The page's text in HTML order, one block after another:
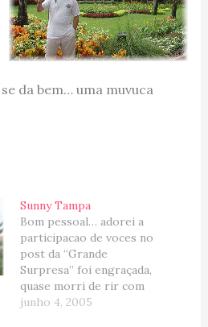
da bem… uma muvuca
Sunny Tampa
Bom pessoal… adorei a
participacao de voces no
post da “Grande
Surpresa” foi engraçada,
quase morri de rir com
algumas respostas, mas
junho 4, 2005